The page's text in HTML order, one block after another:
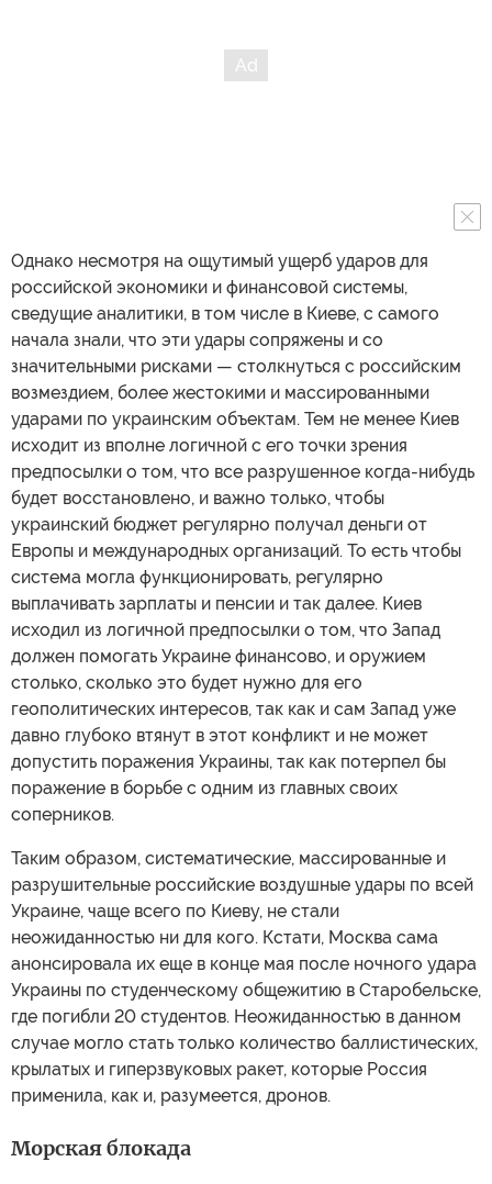
Однако несмотря на ощутимый ущерб ударов для
российской экономики и финансовой системы,
сведущие аналитики, в том числе в Киеве, с самого
начала знали, что эти удары сопряжены и со
значительными рисками — столкнуться с российским
возмездием, более жестокими и массированными
ударами по украинским объектам. Тем не менее Киев
исходит из вполне логичной с его точки зрения
предпосылки о том, что все разрушенное когда-нибудь
будет восстановлено, и важно только, чтобы
украинский бюджет регулярно получал деньги от
Европы и международных организаций. То есть чтобы
система могла функционировать, регулярно
выплачивать зарплаты и пенсии и так далее. Киев
исходил из логичной предпосылки о том, что Запад
должен помогать Украине финансово, и оружием
столько, сколько это будет нужно для его
геополитических интересов, так как и сам Запад уже
давно глубоко втянут в этот конфликт и не может
допустить поражения Украины, так как потерпел бы
поражение в борьбе с одним из главных своих
соперников.
Таким образом, систематические, массированные и
разрушительные российские воздушные удары по всей
Украине, чаще всего по Киеву, не стали
неожиданностью ни для кого. Кстати, Москва сама
анонсировала их еще в конце мая после ночного удара
Украины по студенческому общежитию в Старобельске,
где погибли 20 студентов. Неожиданностью в данном
случае могло стать только количество баллистических,
крылатых и гиперзвуковых ракет, которые Россия
применила, как и, разумеется, дронов.
Морская блокада